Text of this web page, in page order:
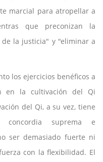
marcial para atropellar a
que preconizan la
la justicia" y "eliminar a
los ejercicios benéficos a
en la cultivación del Qi
del Qi, a su vez, tiene
concordia suprema e
ser demasiado fuerte ni
con la flexibilidad. El